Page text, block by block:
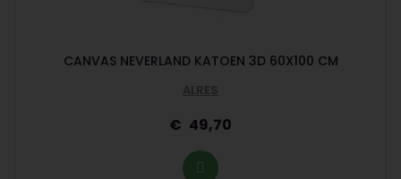
CANVAS NEVERLAND KATOEN 3D 60X100 CM
ALRES
49,70